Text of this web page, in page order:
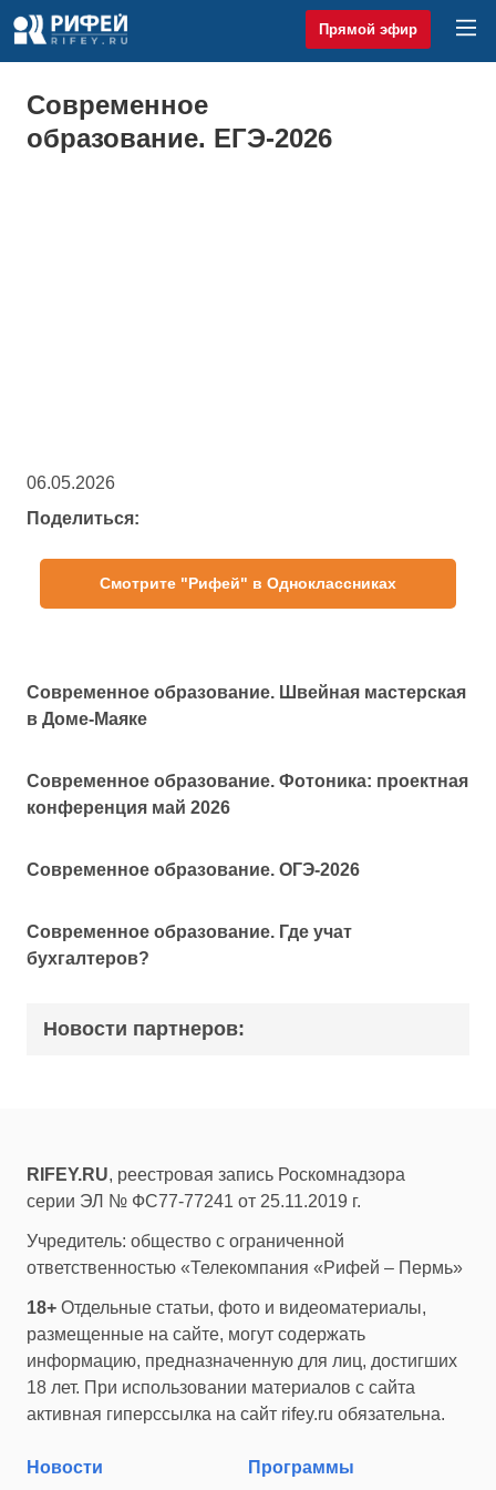
Прямой эфир
Современное
образование. ЕГЭ-2026
06.05.2026
Поделиться:
Смотрите "Рифей" в Одноклассниках
Современное образование. Швейная мастерская
в Доме-Маяке
Современное образование. Фотоника: проектная
конференция май 2026
Современное образование. ОГЭ-2026
Современное образование. Где учат
бухгалтеров?
Новости партнеров:
RIFEY.RU, реестровая запись Роскомнадзора
серии ЭЛ № ФС77-77241 от 25.11.2019 г.
Учредитель: общество с ограниченной
ответственностью «Телекомпания «Рифей – Пермь»
18+ Отдельные статьи, фото и видеоматериалы,
размещенные на сайте, могут содержать
информацию, предназначенную для лиц, достигших
18 лет. При использовании материалов с сайта
активная гиперссылка на сайт rifey.ru обязательна.
Новости
Программы